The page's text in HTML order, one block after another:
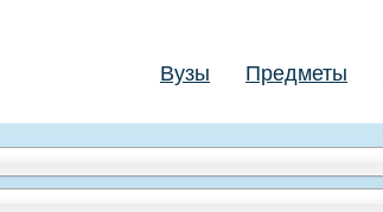
Вузы Предметы